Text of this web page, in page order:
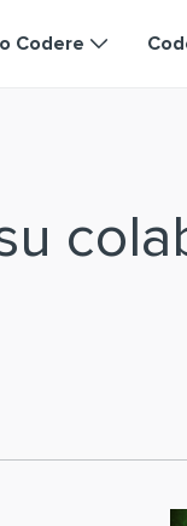
Codere